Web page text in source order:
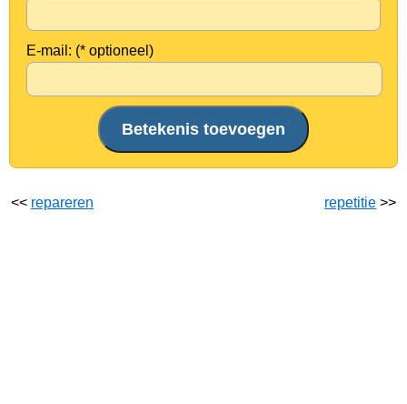
E-mail: (* optioneel)
<< repareren repetitie >>